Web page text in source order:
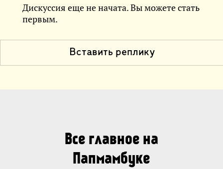
Дискуссия еще не начата. Вы можете стать
первым.
Вставить реплику
Все главное на
Папмамбуке